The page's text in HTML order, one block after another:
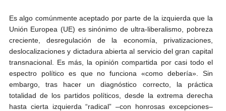
Es algo comúnmente aceptado por parte de la izquierda que la
Unión Europea (UE) es sinónimo de ultra-liberalismo, pobreza
creciente, desregulación de la economía, privatizaciones,
deslocalizaciones y dictadura abierta al servicio del gran capital
transnacional. Es más, la opinión compartida por casi todo el
espectro político es que no funciona «como debería». Sin
embargo, tras hacer un diagnóstico correcto, la práctica
totalidad de los partidos políticos, desde la extrema derecha
hasta cierta izquierda “radical” –con honrosas excepciones–